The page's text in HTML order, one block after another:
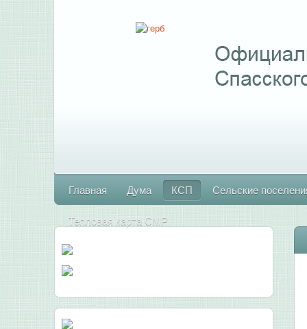
Главная Дума КСП Сельские
Тепловая карта СМР